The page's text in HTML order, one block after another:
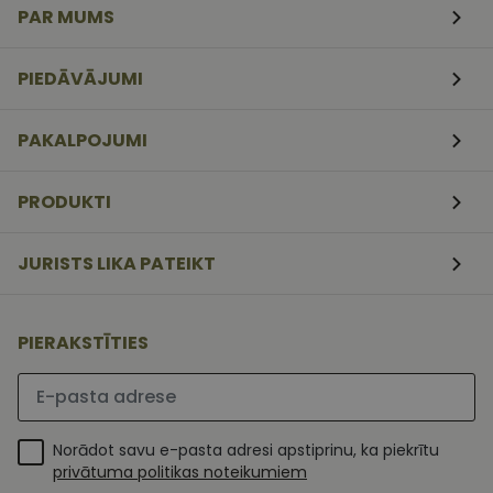
PAR MUMS
PIEDĀVĀJUMI
PAKALPOJUMI
PRODUKTI
JURISTS LIKA PATEIKT
PIERAKSTĪTIES
Lūdzu ievadiet e-pasta adresi
Norādot savu e-pasta adresi apstiprinu, ka piekrītu
privātuma politikas noteikumiem
CookieScriptConsent
Šo sīkfailu
serviss, lai
atcerētos
piekrišanas
Script.com
sīkfailu
pareizi.